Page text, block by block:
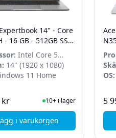
14" - Core
- 16 GB - 512GB SSD
HomeIntel Core 5
14" (1920 x 1080)
11 Home
kr I Lager10+ i lager
i varukorgen
, ASUS Expertbook 14" -
OS:
5